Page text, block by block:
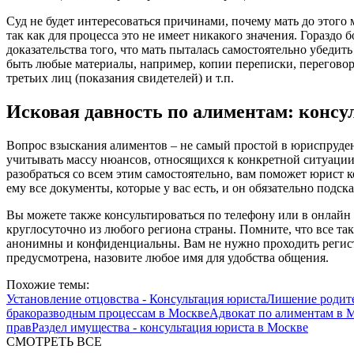
Суд не будет интересоваться причинами, почему мать до
так как для процесса это не имеет никакого значения. Гораздо
доказательства того, что мать пыталась самостоятельно
быть любые материалы, например, копии переписки,
третьих лиц (показания свидетелей) и т.п.
Исковая давность по алиментам:
Вопрос взыскания алиментов – не самый простой в
учитывать массу нюансов, относящихся к конкретной
разобраться со всем этим самостоятельно, вам поможет юрист
ему все документы, которые у вас есть, и он обязательно
Вы можете также консультироваться по телефону или в
круглосуточно из любого региона страны. Помните, что все
анонимны и конфиденциальны. Вам не нужно проходить
предусмотрена, назовите любое имя для удобства общения.
Похожие темы:
Установление отцовства - Консультация юристаЛишение
бракоразводным процессам в МосквеАдвокат по алиментам в
правРаздел имущества - консультация юриста в Москве
СМОТРЕТЬ ВСЕ